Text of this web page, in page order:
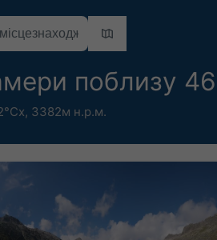
поблизу
3382м н.р.м.